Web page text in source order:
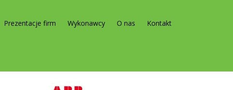
Prezentacje firm Wykonawcy O nas Kontakt